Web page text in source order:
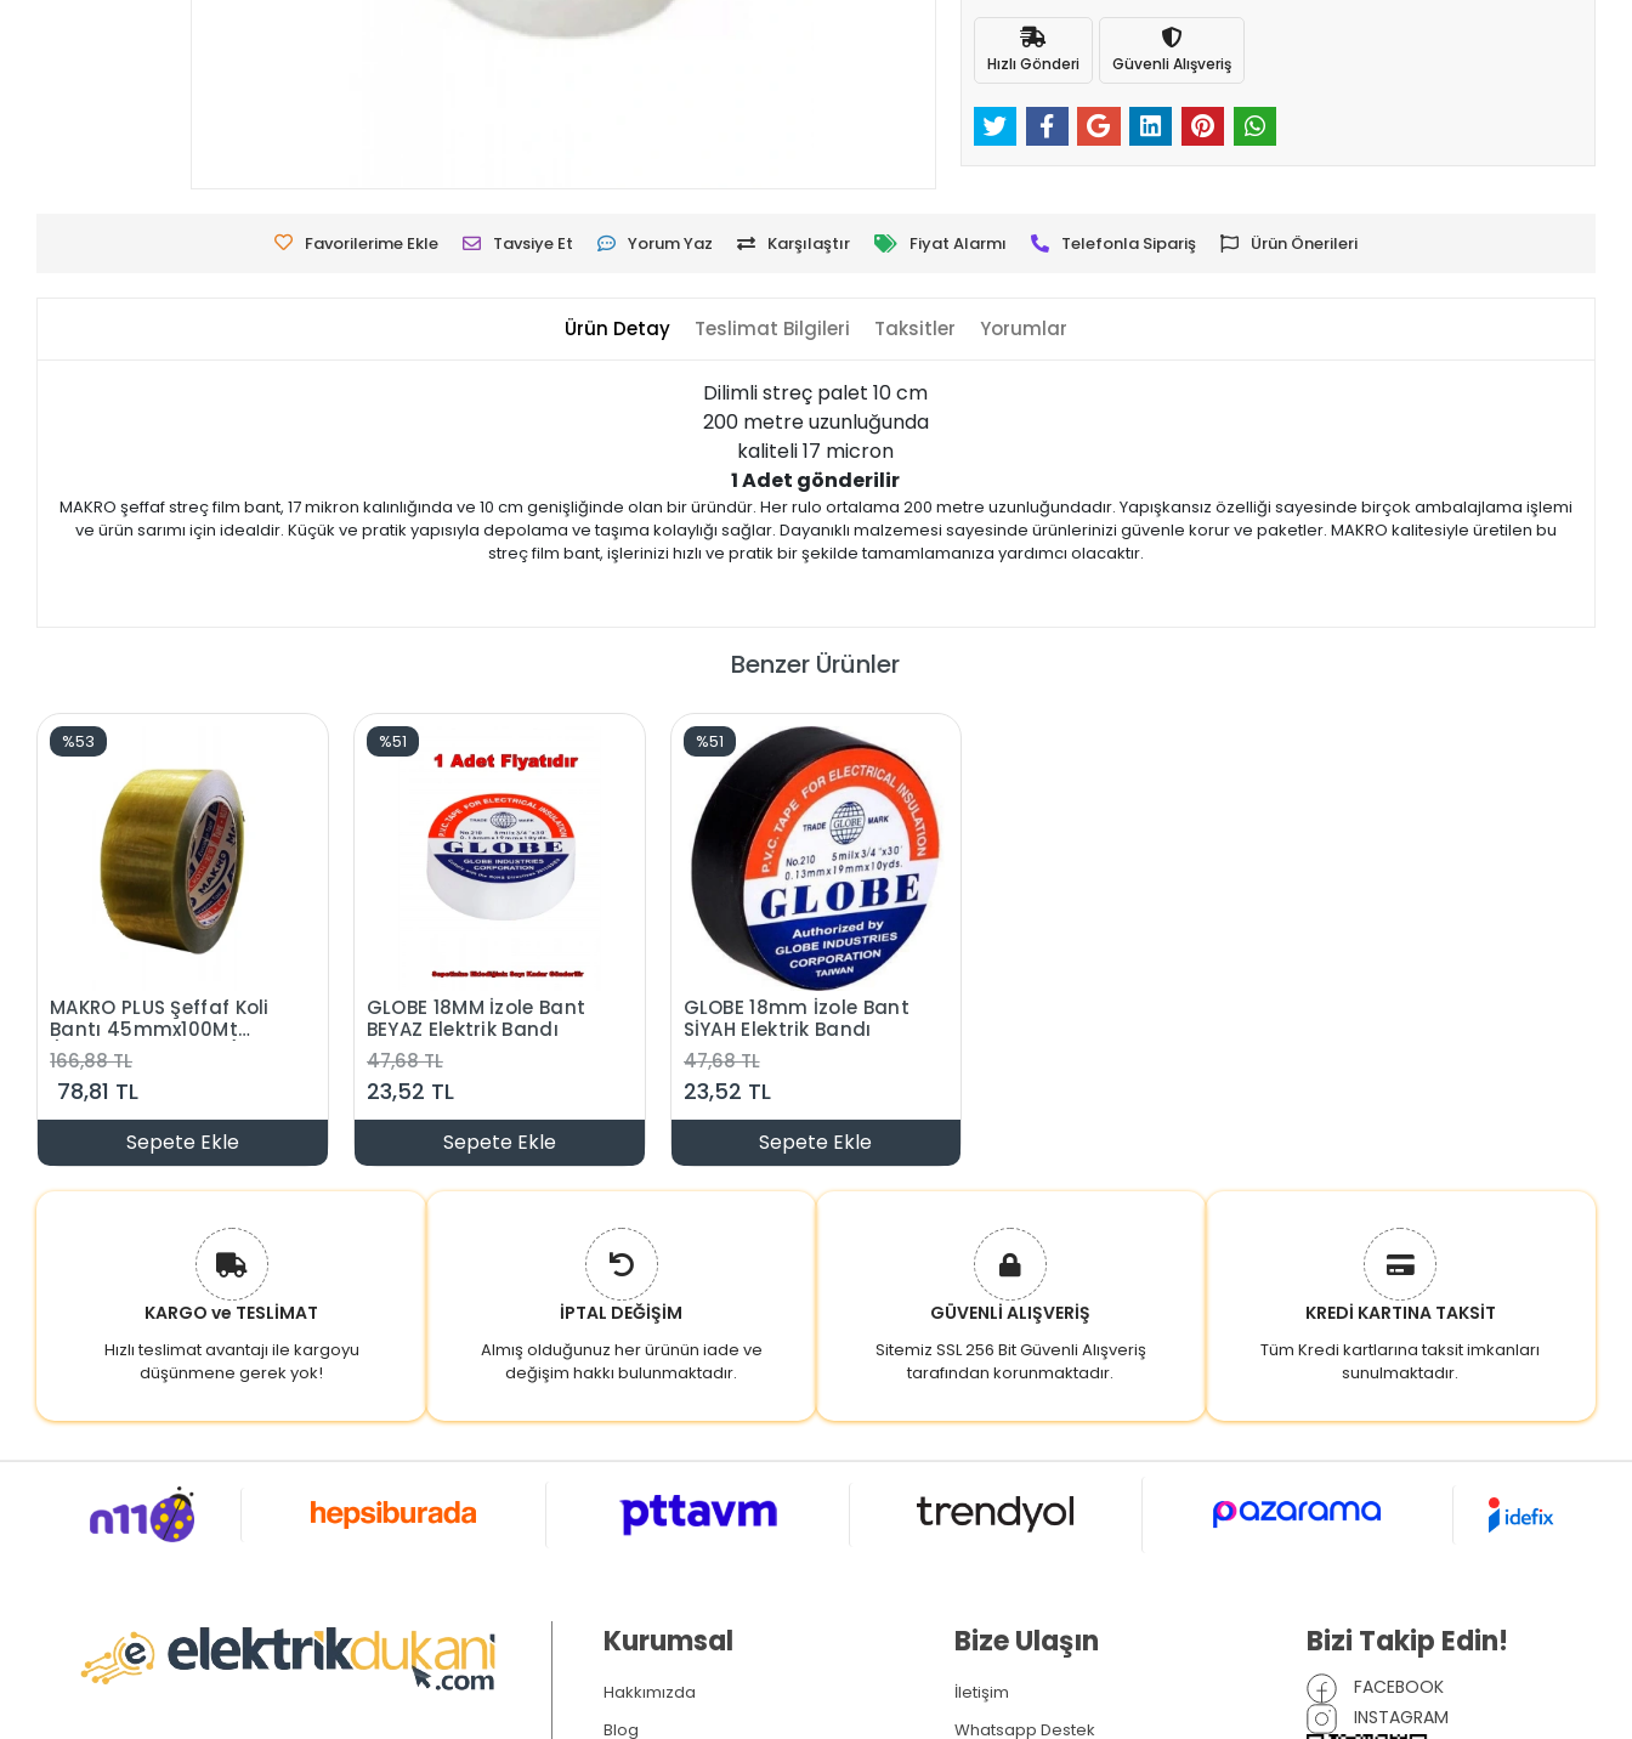
Hızlı Gönderi Güvenli Alışveriş
Favorilerime Ekle Tavsiye Et Yorum Yaz Karşılaştır Fiyat Alarmı Telefonla Sipariş Ürün Önerileri
Ürün Detay Teslimat Bilgileri Taksitler Yorumlar
Dilimli streç palet 10 cm
200 metre uzunluğunda
kaliteli 17 micron
1 Adet gönderilir
MAKRO şeffaf streç film bant, 17 mikron kalınlığında ve 10 cm genişliğinde olan bir üründür. Her rulo ortalama 200 metre uzunluğundadır. Yapışkansız özelliği sayesinde birçok ambalajlama işlemi
ve ürün sarımı için idealdir. Küçük ve pratik yapısıyla depolama ve taşıma kolaylığı sağlar. Dayanıklı malzemesi sayesinde ürünlerinizi güvenle korur ve paketler. MAKRO kalitesiyle üretilen bu
streç film bant, işlerinizi hızlı ve pratik bir şekilde tamamlamanıza yardımcı olacaktır.
Benzer Ürünler
%53
MAKRO PLUS Şeffaf Koli
Bantı 45mmx100Mt
(Yüksek Yapışkanlı)
166,88 TL
78,81 TL
Sepete Ekle
%51
GLOBE 18MM İzole Bant
BEYAZ Elektrik Bandı
47,68 TL
23,52 TL
Sepete Ekle
%51
GLOBE 18mm İzole Bant
SİYAH Elektrik Bandı
47,68 TL
23,52 TL
Sepete Ekle
KARGO ve TESLİMAT
Hızlı teslimat avantajı ile kargoyu
düşünmene gerek yok!
İPTAL DEĞİŞİM
Almış olduğunuz her ürünün iade ve
değişim hakkı bulunmaktadır.
GÜVENLİ ALIŞVERİŞ
Sitemiz SSL 256 Bit Güvenli Alışveriş
tarafından korunmaktadır.
KREDİ KARTINA TAKSİT
Tüm Kredi kartlarına taksit imkanları
sunulmaktadır.
Kurumsal
Hakkımızda
Blog
Bize Ulaşın
İletişim
Whatsapp Destek
Bizi Takip Edin!
FACEBOOK
INSTAGRAM